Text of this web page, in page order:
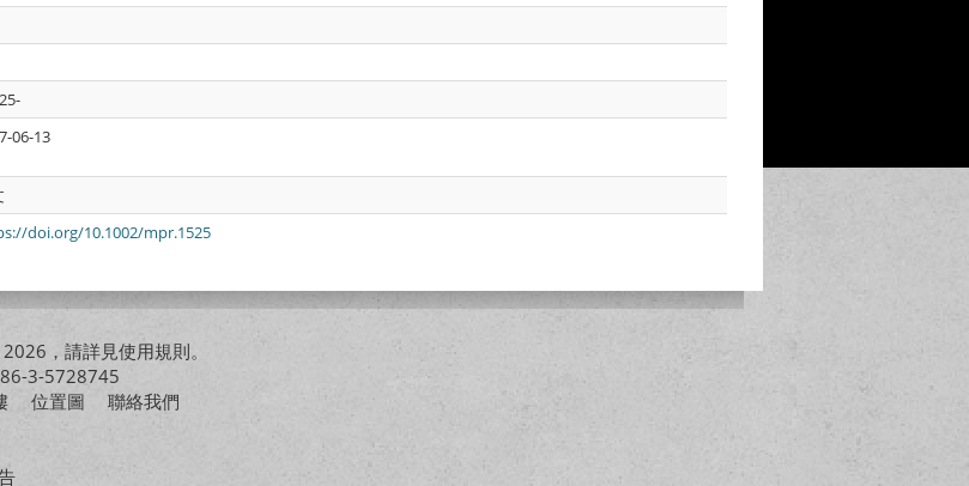
06-13
doi.org/10.1002/mpr.1525
，請詳見使用規則。
3-5728745
位置圖
聯絡我們